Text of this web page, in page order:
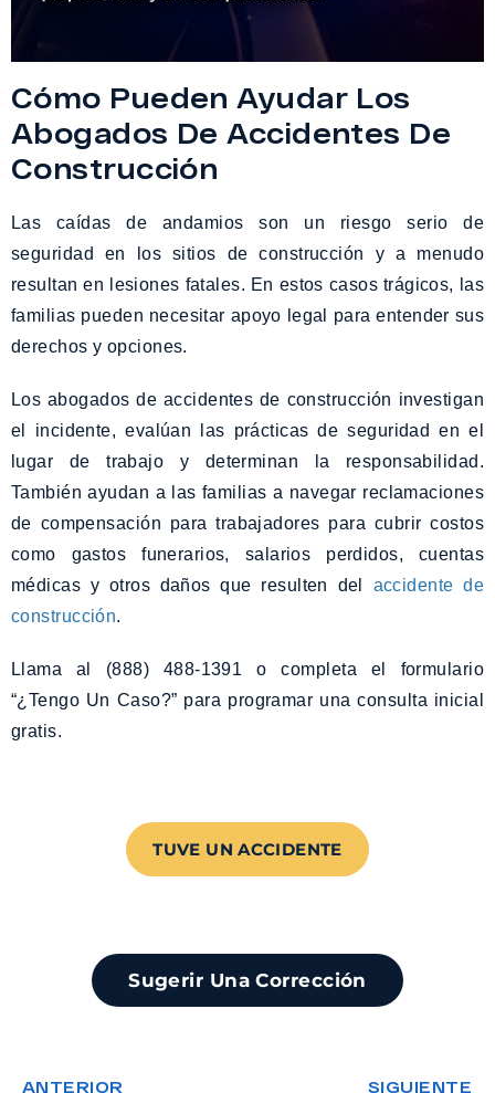
Cómo Pueden Ayudar Los
Abogados De Accidentes De
Construcción
Las caídas de andamios son un riesgo serio de
seguridad en los sitios de construcción y a menudo
resultan en lesiones fatales. En estos casos trágicos, las
familias pueden necesitar apoyo legal para entender sus
derechos y opciones.
Los abogados de accidentes de construcción investigan
el incidente, evalúan las prácticas de seguridad en el
lugar de trabajo y determinan la responsabilidad.
También ayudan a las familias a navegar reclamaciones
de compensación para trabajadores para cubrir costos
como gastos funerarios, salarios perdidos, cuentas
médicas y otros daños que resulten del accidente de
construcción.
Llama al (888) 488-1391 o completa el formulario
“¿Tengo Un Caso?” para programar una consulta inicial
gratis.
TUVE UN ACCIDENTE
Sugerir Una Corrección
ANTERIOR SIGUIENTE